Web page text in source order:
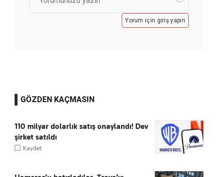
Yorum için giriş yapın
GÖZDEN KAÇMASIN
110 milyar dolarlık satış onaylandı! Dev
şirket satıldı
Kaydet